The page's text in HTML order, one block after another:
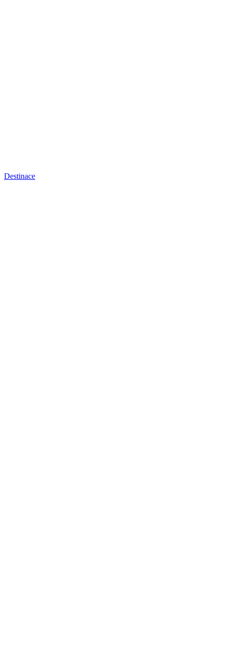
Destinace